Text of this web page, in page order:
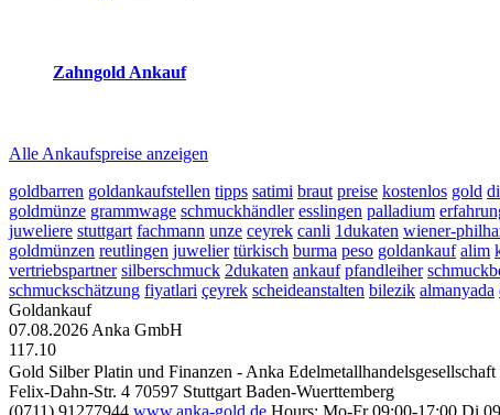
Zahngold Ankauf
Alle Ankaufspreise anzeigen
goldbarren goldankaufstellen tipps satimi braut preise kostenlos gold
goldmünze grammwage schmuckhändler esslingen palladium
juweliere stuttgart fachmann unze ceyrek canli 1dukaten wiener-
goldmünzen reutlingen juwelier türkisch burma peso goldankauf alim
vertriebspartner silberschmuck 2dukaten ankauf pfandleiher
schmuckschätzung fiyatlari çeyrek scheideanstalten bilezik almanyada
Goldankauf
07.08.2026 Anka GmbH
117.10
Gold Silber Platin und Finanzen - Anka
Felix-Dahn-Str. 4 70597 Stuttgart Baden-Wuerttemberg
(0711) 91277944 www.anka-gold.de Hours: Mo-Fr 09:00-17:00 Di